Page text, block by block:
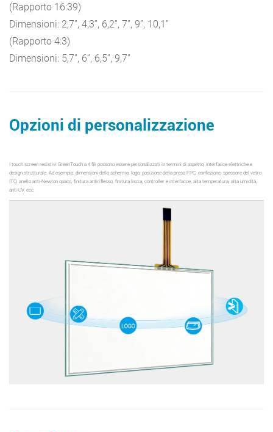
(Rapporto 16:39)
Dimensioni: 2,7”, 4,3”, 6,2”, 7”, 9”, 10,1”
(Rapporto 4:3)
Dimensioni: 5,7”, 6”, 6,5”, 9,7”
Opzioni di personalizzazione
I touch screen resistivi GreenTouch a 4 fili possono essere personalizzati in termini di aspetto, interfacce elettriche e
design strutturale. Ad esempio: dimensioni dello schermo, logo, posizione della presa FPC, confezione, spessore del vetro
ITO, anello anti-Newton opaco, finitura antiriflesso, finitura liscia, controller e interfacce, alta temperatura, alta umidità,
anti-UV, ecc.